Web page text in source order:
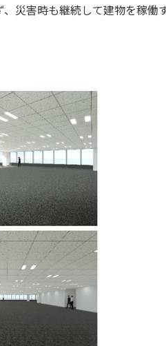
災害時も継続して建物を稼働